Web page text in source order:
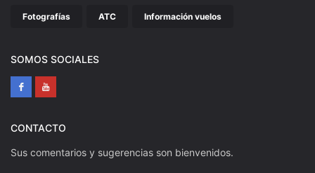
Fotografías ATC Información vuelos
SOMOS SOCIALES
CONTACTO
Sus comentarios y sugerencias son bienvenidos.